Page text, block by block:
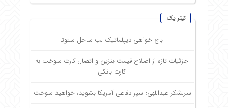
تیتر یک
باج خواهی دیپلماتیک لب ساحل سئوتا
جزئیات تازه از اصلاح قیمت بنزین و اتصال کارت سوخت به
کارت بانکی
سرلشکر عبداللهی: سپر دفاعی آمریکا بشوید، خواهید سوخت!